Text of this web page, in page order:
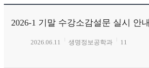
2026-1 기말 수강소감설문 실시 안내
2026.06.11 생명정보공학과 11